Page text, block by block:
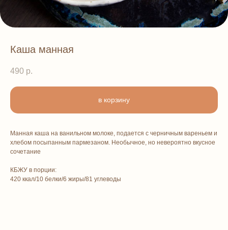
Каша манная
490 р.
в корзину
Манная каша на ванильном молоке, подается с черничным вареньем и
хлебом посыпанным пармезаном. Необычное, но невероятно вкусное
сочетание
КБЖУ в порции:
420 ккал/10 белки/6 жиры/81 углеводы